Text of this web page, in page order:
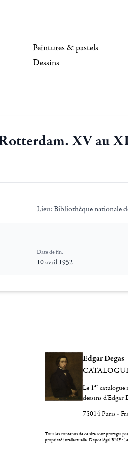
Peintures & pastels
Dessins
Rotterdam. XV au
Lieu: Bibliothèque nationale
Date de fin:
10 avril 1952
Edgar Degas
Le 1er catalogue
dessins d'Edgar
75014 Paris -
Tous les contenus de ce site sont protégés
propriété intellectuelle.Dépot légal BNF :